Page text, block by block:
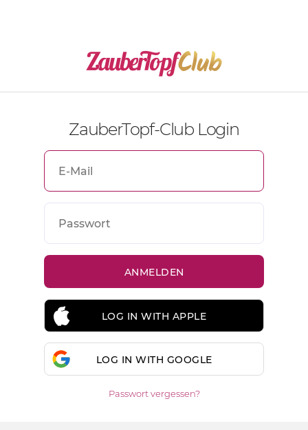
ZauberTopf-Club Login
LOG IN WITH APPLE
LOG IN WITH GOOGLE
Passwort vergessen?